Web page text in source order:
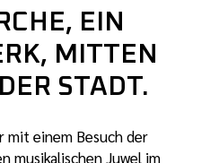
EIN
MITTEN
STADT.
mit einem Besuch der
musikalischen Juwel im